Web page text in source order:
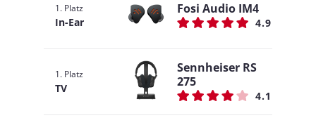
1. Platz
In-Ear
Fosi Audio IM4
4.9
1. Platz
TV
Sennheiser RS
275
4.1